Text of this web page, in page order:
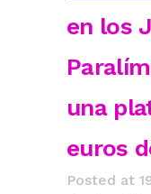
en los
una
euros
Posted at